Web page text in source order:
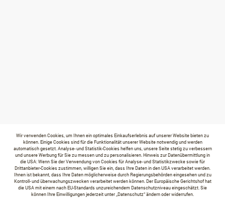
Wir verwenden Cookies, um Ihnen ein optimales Einkaufserlebnis auf unserer Website bieten zu
können. Einige Cookies sind für die Funktionalität unserer Website notwendig und werden
automatisch gesetzt. Analyse- und Statistik-Cookies helfen uns, unsere Seite stetig zu verbessern
und unsere Werbung für Sie zu messen und zu personalisieren. Hinweis zur Datenübermittlung in
die USA: Wenn Sie der Verwendung von Cookies für Analyse- und Statistikzwecke sowie für
Drittanbieter-Cookies zustimmen, willigen Sie ein, dass Ihre Daten in den USA verarbeitet werden.
Ihnen ist bekannt, dass Ihre Daten möglicherweise durch Regierungsbehörden eingesehen und zu
Kontroll- und überwachungszwecken verarbeitet werden können. Der Europäische Gerichtshof hat
die USA mit einem nach EU-Standards unzureichendem Datenschutzniveau eingeschätzt. Sie
können Ihre Einwilligungen jederzeit unter „Datenschutz“ ändern oder widerrufen.